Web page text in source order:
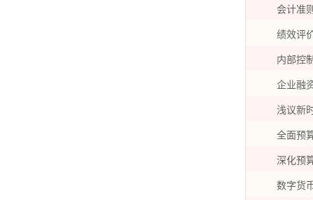
会计准
绩效评
内部控
企业融
浅议新
全面预
深化预
数字货